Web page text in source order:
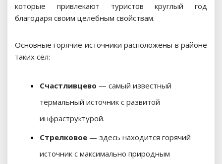
которые привлекают туристов круглый год
благодаря своим целебным свойствам.
Основные горячие источники расположены в районе
таких сёл:
Счастливцево — самый известный
термальный источник с развитой
инфраструктурой.
Стрелковое — здесь находится горячий
источник с максимально природным